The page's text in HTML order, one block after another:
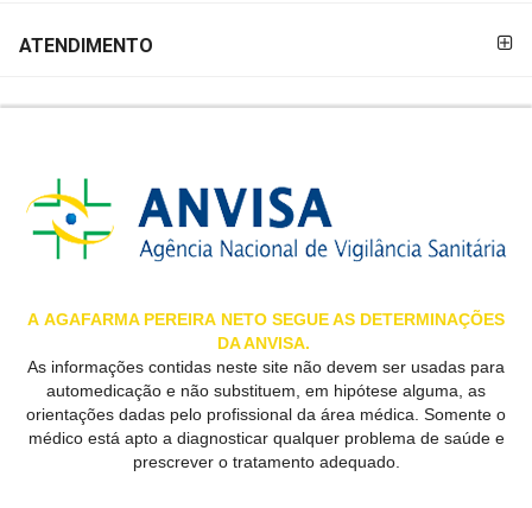
CENTRAL
LOJAS
MAIS
PRÓXIMA
ATENDIMENTO
A AGAFARMA PEREIRA NETO SEGUE AS DETERMINAÇÕES
DA ANVISA.
As informações contidas neste site não devem ser usadas para
automedicação e não substituem, em hipótese alguma, as
orientações dadas pelo profissional da área médica. Somente o
médico está apto a diagnosticar qualquer problema de saúde e
prescrever o tratamento adequado.